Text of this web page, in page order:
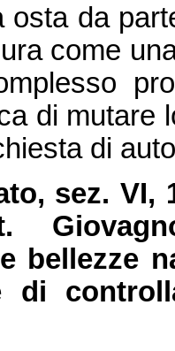
osta da
come
di mutare
di
sez. VI,
bellezze
di